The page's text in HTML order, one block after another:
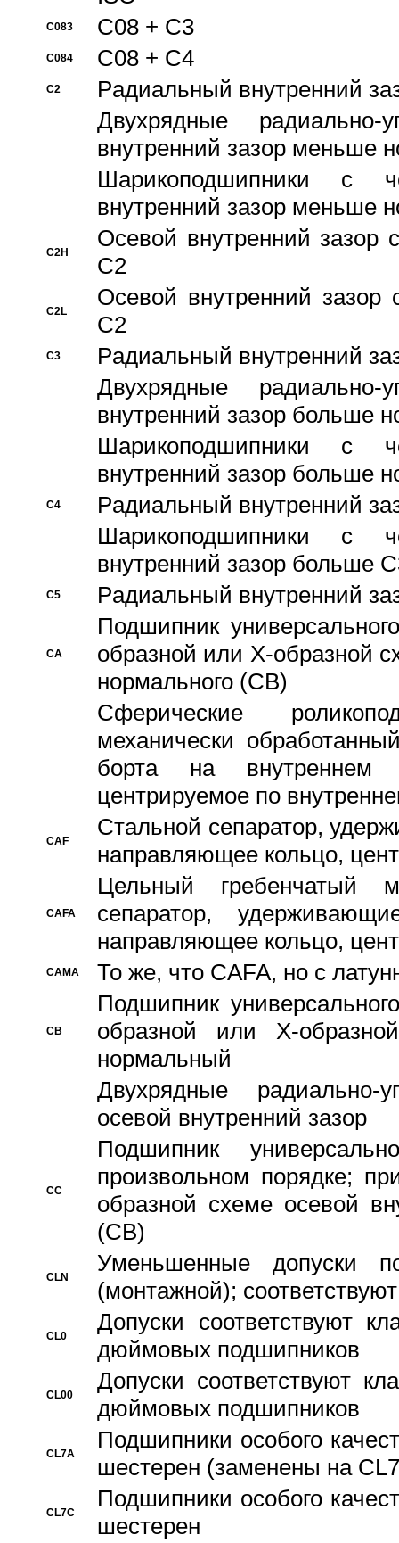
C083 C08 + C3
C084 C08 + C4
C2
Pадиальный внутренний
Двухрядные радиально-
внутренний зазор меньше
Шарикоподшипники с
внутренний зазор меньше
C2H
Осевой внутренний зазор
C2
C2L
Осевой внутренний зазор
C2
C3
Pадиальный внутренний
Двухрядные радиально-
внутренний зазор больше
Шарикоподшипники с
внутренний зазор больше
C4
Pадиальный внутренний
Шарикоподшипники с
внутренний зазор больше
C5 Pадиальный внутренний
CA
Подшипник
образной или Х-образной
нормального (CB)
Сферические
механически
борта на внутреннем
центрируемое по
CAF
Стальной сепаратор,
направляющее кольцо,
CAFA
Цельный гребенчатый
сепаратор,
направляющее кольцо,
CAMA То же, что CAFA, но с
CB
Подшипник
образной или Х-
нормальный
Двухрядные радиально-
осевой внутренний зазор
CC
Подшипник
произвольном порядке;
образной схеме осевой
(CB)
CLN
Уменьшенные
(монтажной);
CL0
Допуски соответствуют
дюймовых подшипников
CL00
Допуски соответствуют
дюймовых подшипников
CL7A
Подшипники особого
шестерен (заменены на
CL7C
Подшипники особого
шестерен